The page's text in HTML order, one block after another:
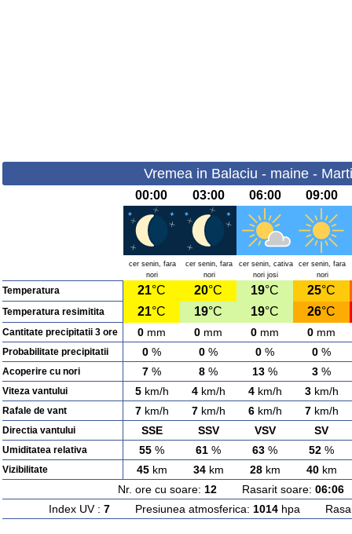
Vremea in Balaciu - maine -
00:00 03:00 06:00 09:00
cer senin, fara
nori
cer senin, fara
nori
cer senin, cativa
nori josi
cer senin, fara
nori
Temperatura 21°C 20°C 19°C 25°C
Temperatura resimitita 21°C 19°C 19°C 26°C
Cantitate precipitatii 3 ore 0 mm 0 mm 0 mm 0 mm
Probabilitate precipitatii 0 % 0 % 0 % 0 %
Acoperire cu nori 7 % 8 % 13 % 3 %
Viteza vantului 5km/h 4km/h 4km/h 3km/h
Rafale de vant 7km/h 7km/h 6km/h 7km/h
Directia vantului SSE SSV VSV SV
Umiditatea relativa 55 % 61 % 63 % 52 %
Vizibilitate 45km 34km 28km 40km
Nr. ore cu soare: 12Rasarit soare: 06:06
Index UV : 7Presiunea atmosferica: 1014hpa